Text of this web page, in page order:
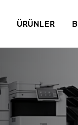
ÜRÜNLER